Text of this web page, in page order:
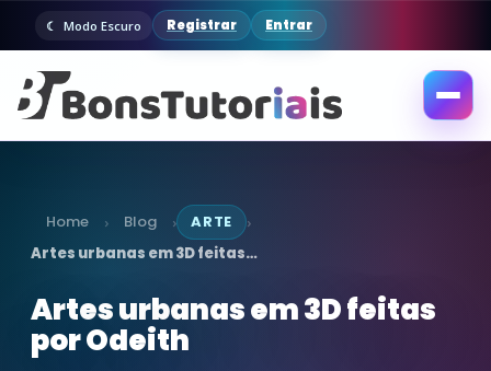
Modo Escuro Registrar Entrar
Abrir
Home › Blog › ARTE ›
Artes urbanas em 3D feitas…
Artes urbanas em 3D feitas
por Odeith